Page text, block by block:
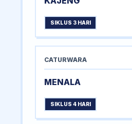
SIKLUS 3 HARI
CATURWARA
MENALA
SIKLUS 4 HARI